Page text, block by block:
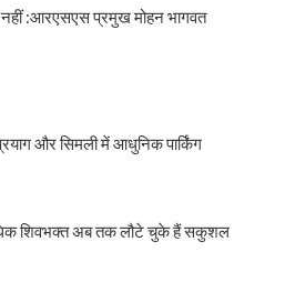
:आरएसएस प्रमुख मोहन भागवत
और सिमली में आधुनिक पार्किंग
शिवभक्त अब तक लौटे चुके हैं सकुशल